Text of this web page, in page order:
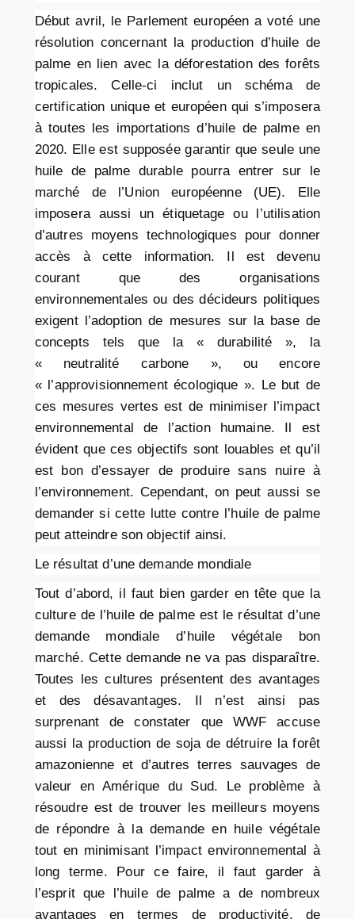
Début avril, le Parlement européen a voté une
résolution concernant la production d’huile de
palme en lien avec la déforestation des forêts
tropicales. Celle-ci inclut un schéma de
certification unique et européen qui s’imposera
à toutes les importations d’huile de palme en
2020. Elle est supposée garantir que seule une
huile de palme durable pourra entrer sur le
marché de l’Union européenne (UE). Elle
imposera aussi un étiquetage ou l’utilisation
d’autres moyens technologiques pour donner
accès à cette information. Il est devenu
courant que des organisations
environnementales ou des décideurs politiques
exigent l’adoption de mesures sur la base de
concepts tels que la « durabilité », la
« neutralité carbone », ou encore
« l’approvisionnement écologique ». Le but de
ces mesures vertes est de minimiser l’impact
environnemental de l’action humaine. Il est
évident que ces objectifs sont louables et qu’il
est bon d’essayer de produire sans nuire à
l’environnement. Cependant, on peut aussi se
demander si cette lutte contre l’huile de palme
peut atteindre son objectif ainsi.
Le résultat d’une demande mondiale
Tout d’abord, il faut bien garder en tête que la
culture de l’huile de palme est le résultat d’une
demande mondiale d’huile végétale bon
marché. Cette demande ne va pas disparaître.
Toutes les cultures présentent des avantages
et des désavantages. Il n’est ainsi pas
surprenant de constater que WWF accuse
aussi la production de soja de détruire la forêt
amazonienne et d’autres terres sauvages de
valeur en Amérique du Sud. Le problème à
résoudre est de trouver les meilleurs moyens
de répondre à la demande en huile végétale
tout en minimisant l’impact environnemental à
long terme. Pour ce faire, il faut garder à
l’esprit que l’huile de palme a de nombreux
avantages en termes de productivité, de